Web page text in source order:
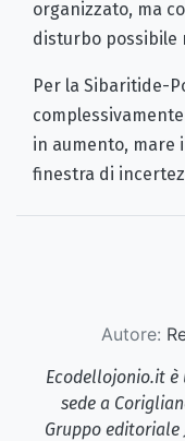
organizzato, ma
disturbo possibile
Per la Sibaritide-
in aumento, mare
finestra di
Autore:
Ecodellojonio.it
sede a
Gruppo editoriale